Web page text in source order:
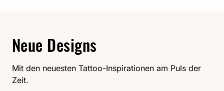
Neue Designs
Mit den neuesten Tattoo-Inspirationen am Puls der
Zeit.